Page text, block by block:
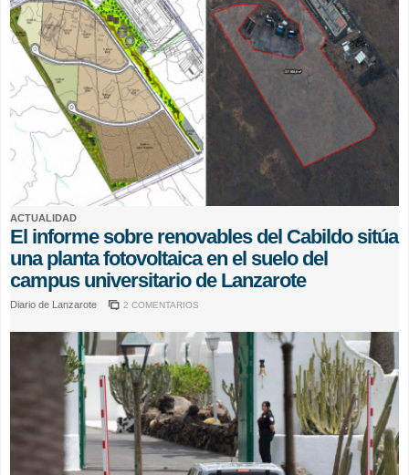
ACTUALIDAD
El informe sobre renovables del Cabildo sitúa
una planta fotovoltaica en el suelo del
campus universitario de Lanzarote
Diario de Lanzarote 2 COMENTARIOS